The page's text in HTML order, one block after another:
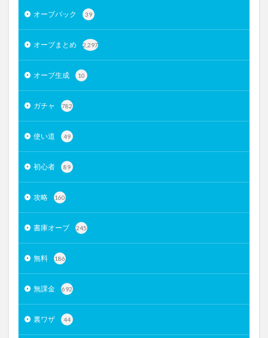
オーブバック 39
オーブまとめ 2,297
オーブ生成 10
ガチャ 782
使い道 49
初心者 89
攻略 160
書庫オーブ 245
無料 186
無課金 692
裏ワザ 44